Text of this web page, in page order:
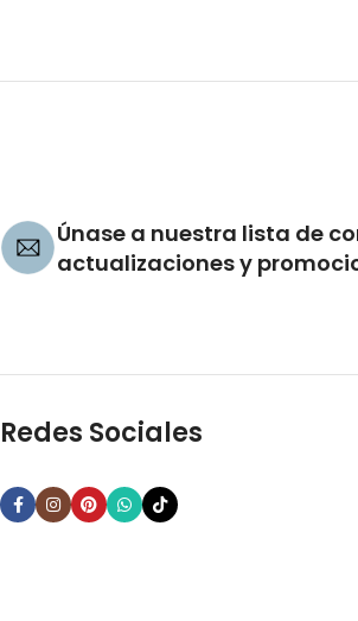
Únase a nuestra lista de
actualizaciones y
Redes Sociales